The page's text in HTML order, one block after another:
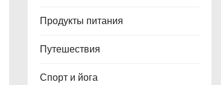
Продукты питания
Путешествия
Спорт и йога